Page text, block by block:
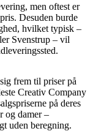
men oftest er
Desuden burde
hvilket typisk –
Svenstrup – vil
frem til priser på
Creativ Company
på deres
og damer –
uden beregning.